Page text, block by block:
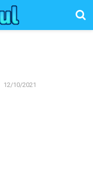
12/10/2021